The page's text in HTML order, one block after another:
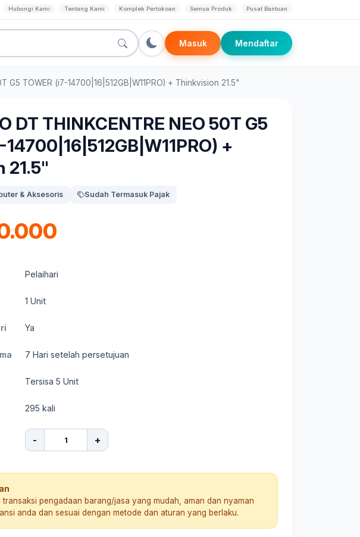
Hubungi Kami Tentang Kami Komplek Pertokoan Semua Produk Pusat Bantuan
Masuk Mendaftar
G5 TOWER (i7-14700|16|512GB|W11PRO) + Thinkvision 21.5"
DT THINKCENTRE NEO 50T G5
14700|16|512GB|W11PRO) +
21.5"
& Aksesoris Sudah Termasuk Pajak
Pelaihari
1 Unit
Ya
7 Hari setelah persetujuan
Tersisa 5 Unit
295 kali
- +
transaksi pengadaan barang/jasa yang mudah, aman dan nyaman
anda dan sesuai dengan metode dan aturan yang berlaku.